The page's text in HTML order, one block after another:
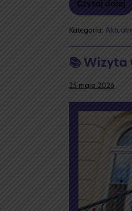
Czytaj dalej
🌹
Dzień
–
maj
Kategoria:
📚 Wizyta
25 maja 2026
w Bibliotece
Pedagogicznej